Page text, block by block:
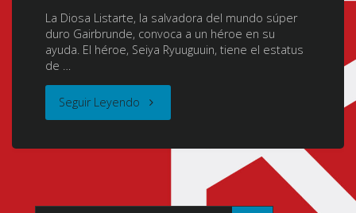
La Diosa Listarte, la salvadora del mundo súper
duro Gairbrunde, convoca a un héroe en su
ayuda. El héroe, Seiya Ryuuguuin, tiene el estatus
de …
Seguir Leyendo "Shinchou
Yuusha